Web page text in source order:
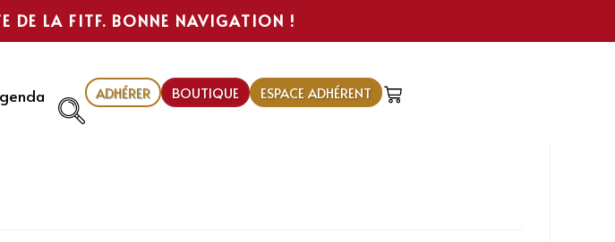
DE LA FITF. BONNE NAVIGATION !
ADHÉRER BOUTIQUE ESPACE ADHÉRENT